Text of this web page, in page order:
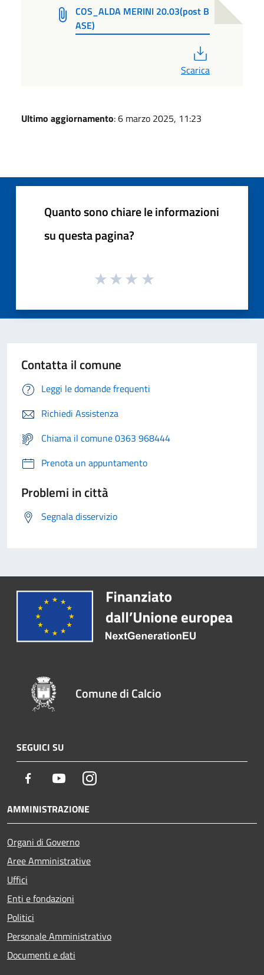
COS_ALDA MERINI 20.03(post B
ASE)
Scarica
Ultimo aggiornamento: 6 marzo 2025, 11:23
Quanto sono chiare le informazioni
su questa pagina?
Contatta il comune
Leggi le domande frequenti
Richiedi Assistenza
Chiama il comune 0363 968444
Prenota un appuntamento
Problemi in città
Segnala disservizio
Comune di Calcio
SEGUICI SU
Facebook YoutubeInstagram
AMMINISTRAZIONE
Organi di Governo
Aree Amministrative
Uffici
Enti e fondazioni
Politici
Personale Amministrativo
Documenti e dati